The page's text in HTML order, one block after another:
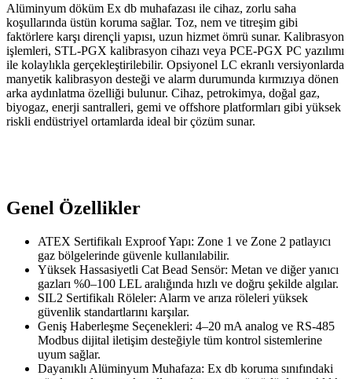
Alüminyum döküm Ex db muhafazası ile cihaz, zorlu saha
koşullarında üstün koruma sağlar. Toz, nem ve titreşim gibi
faktörlere karşı dirençli yapısı, uzun hizmet ömrü sunar. Kalibrasyon
işlemleri, STL-PGX kalibrasyon cihazı veya PCE-PGX PC yazılımı
ile kolaylıkla gerçekleştirilebilir. Opsiyonel LC ekranlı versiyonlarda
manyetik kalibrasyon desteği ve alarm durumunda kırmızıya dönen
arka aydınlatma özelliği bulunur. Cihaz, petrokimya, doğal gaz,
biyogaz, enerji santralleri, gemi ve offshore platformları gibi yüksek
riskli endüstriyel ortamlarda ideal bir çözüm sunar.
Genel Özellikler
ATEX Sertifikalı Exproof Yapı: Zone 1 ve Zone 2 patlayıcı
gaz bölgelerinde güvenle kullanılabilir.
Yüksek Hassasiyetli Cat Bead Sensör: Metan ve diğer yanıcı
gazları %0–100 LEL aralığında hızlı ve doğru şekilde algılar.
SIL2 Sertifikalı Röleler: Alarm ve arıza röleleri yüksek
güvenlik standartlarını karşılar.
Geniş Haberleşme Seçenekleri: 4–20 mA analog ve RS-485
Modbus dijital iletişim desteğiyle tüm kontrol sistemlerine
uyum sağlar.
Dayanıklı Alüminyum Muhafaza: Ex db koruma sınıfındaki